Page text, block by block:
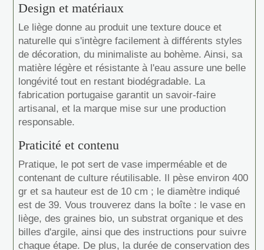
Design et matériaux
Le liège donne au produit une texture douce et
naturelle qui s'intègre facilement à différents styles
de décoration, du minimaliste au bohème. Ainsi, sa
matière légère et résistante à l'eau assure une belle
longévité tout en restant biodégradable. La
fabrication portugaise garantit un savoir-faire
artisanal, et la marque mise sur une production
responsable.
Praticité et contenu
Pratique, le pot sert de vase imperméable et de
contenant de culture réutilisable. Il pèse environ 400
gr et sa hauteur est de 10 cm ; le diamètre indiqué
est de 39. Vous trouverez dans la boîte : le vase en
liège, des graines bio, un substrat organique et des
billes d'argile, ainsi que des instructions pour suivre
chaque étape. De plus, la durée de conservation des